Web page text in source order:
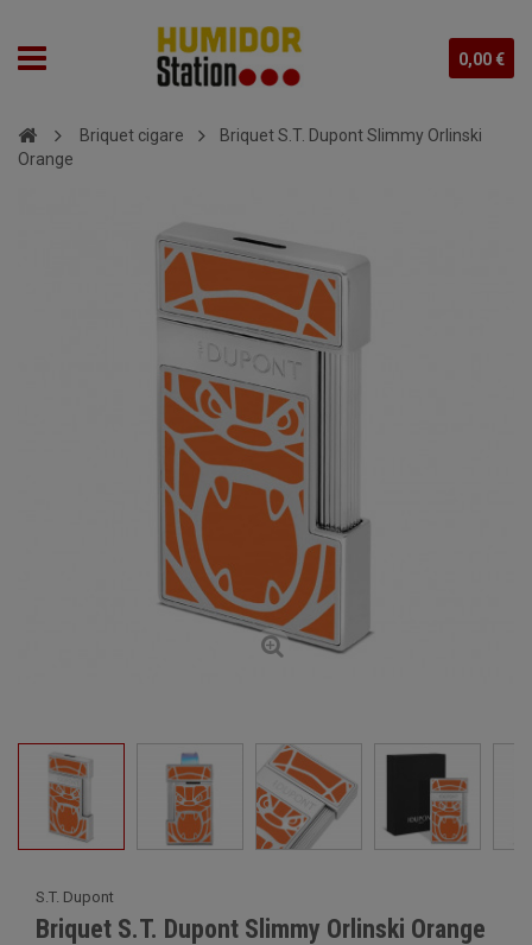
0,00 €
Briquet cigare
Briquet S.T. Dupont Slimmy Orlinski
Orange
S.T. Dupont
Briquet S.T. Dupont Slimmy Orlinski Orange